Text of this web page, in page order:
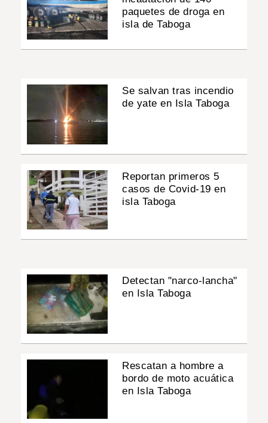
paquetes de droga en
isla de Taboga
Se salvan tras incendio
de yate en Isla Taboga
Reportan primeros 5
casos de Covid-19 en
isla Taboga
Detectan "narco-lancha"
en Isla Taboga
Rescatan a hombre a
bordo de moto acuática
en Isla Taboga